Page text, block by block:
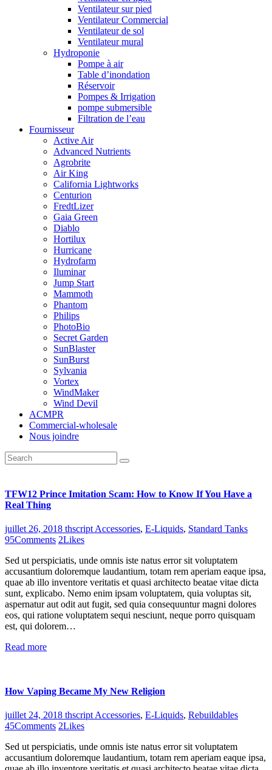
Ventilateur sur pied
Ventilateur Commercial
Ventilateur de sol
Ventilateur mural
Hydroponie
Pompe à air
Table d’inondation
Réservoir
Pompes & Irrigation
pompe submersible
Filtration de l’eau
Fournisseur
Active Air
Advanced Nutrients
Agrobrite
Air King
California Lightworks
Centurion
FredtLizer
Gaia Green
Diablo
Hortilux
Hurricane
Hydrofarm
Iluminar
Jump Start
Mammoth
Phantom
Philips
PhotoBio
Secret Garden
SunBlaster
SunBurst
Sylvania
Vortex
WindMaker
Wind Devil
ACMPR
Commercial-wholesale
Nous joindre
TFW12 Prince Imitation Scam: How to Know If You Have a
Real Thing
juillet 26, 2018 thscript Accessories, E-Liquids, Standard Tanks
95Comments 2Likes
Sed ut perspiciatis, unde omnis iste natus error sit voluptatem
accusantium doloremque laudantium, totam rem aperiam eaque ipsa,
quae ab illo inventore veritatis et quasi architecto beatae vitae dicta
sunt, explicabo. Nemo enim ipsam voluptatem, quia voluptas sit,
aspernatur aut odit aut fugit, sed quia consequuntur magni dolores
eos, qui ratione voluptatem sequi nesciunt, neque porro quisquam
est, qui dolorem…
Read more
How Vaping Became My New Religion
juillet 24, 2018 thscript Accessories, E-Liquids, Rebuildables
45Comments 2Likes
Sed ut perspiciatis, unde omnis iste natus error sit voluptatem
accusantium doloremque laudantium, totam rem aperiam eaque ipsa,